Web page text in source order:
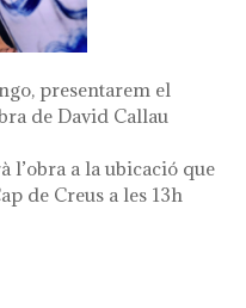
presentarem el
de David Callau
l’obra a la ubicació que
de Creus a les 13h
càntir gegant